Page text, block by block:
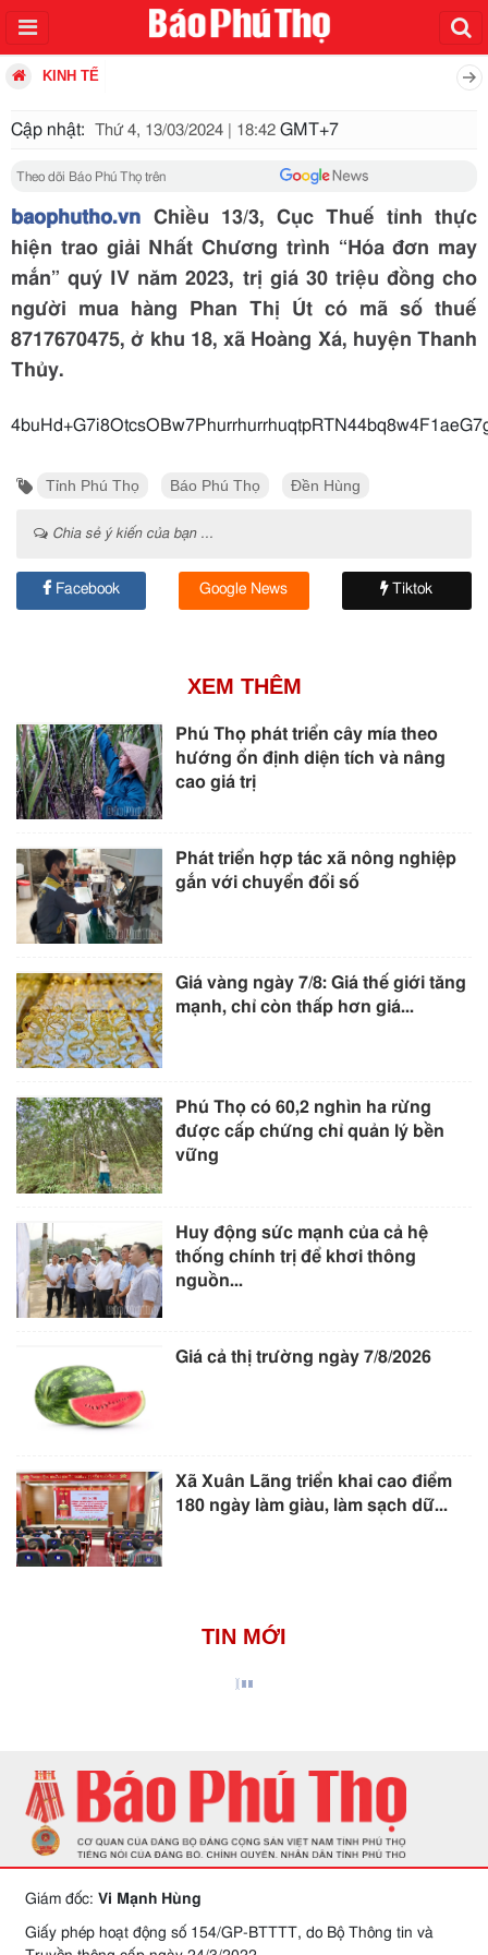
KINH TẾ
Cập nhật: Thứ 4, 13/03/2024 | 18:42 GMT+7
Theo dõi Báo Phú Thọ trên
baophutho.vn Chiều 13/3, Cục Thuế tỉnh thực
hiện trao giải Nhất Chương trình “Hóa đơn may
mắn” quý IV năm 2023, trị giá 30 triệu đồng cho
người mua hàng Phan Thị Út có mã số thuế
8717670475, ở khu 18, xã Hoàng Xá, huyện Thanh
Thủy.
Tỉnh Phú Thọ Báo Phú Thọ Đền Hùng
Chia sẻ ý kiến của bạn ...
Facebook Google News Tiktok
XEM THÊM
Phú Thọ phát triển cây mía theo
hướng ổn định diện tích và nâng
cao giá trị
Phát triển hợp tác xã nông nghiệp
gắn với chuyển đổi số
Giá vàng ngày 7/8: Giá thế giới tăng
mạnh, chỉ còn thấp hơn giá...
Phú Thọ có 60,2 nghìn ha rừng
được cấp chứng chỉ quản lý bền
vững
Huy động sức mạnh của cả hệ
thống chính trị để khơi thông
nguồn...
Giá cả thị trường ngày 7/8/2026
Xã Xuân Lãng triển khai cao điểm
180 ngày làm giàu, làm sạch dữ...
TIN MỚI
Giám đốc: Vi Mạnh Hùng
Giấy phép hoạt động số 154/GP-BTTTT, do Bộ Thông tin và